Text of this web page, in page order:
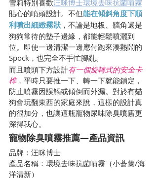
雪莉特別喜歡汪咪博士環境去味抗菌噴霧
貼心的噴頭設計。不但能在傾斜角度下順
利噴出細緻霧狀 ，不論是地板、牆角還是
狗狗常待的墊子邊緣，都能輕鬆噴灑到
位。即使一邊清潔一邊應付跑來湊熱鬧的
Spock，也完全不手忙腳亂。
而且噴頭下方設計有一個旋轉式的安全卡
榫，平時只要推一下、轉一下就能鎖定，
防止噴霧因誤觸或傾倒而外漏。對於有貓
狗會玩翻東西的家庭來說，這樣的設計真
的很加分，也讓這瓶寵物尿味除臭噴霧更
深得我心。
寵物除臭噴霧推薦—產品資訊
品牌：汪咪博士
產品名稱：環境去味抗菌噴霧（小蒼蘭/海
洋清新）